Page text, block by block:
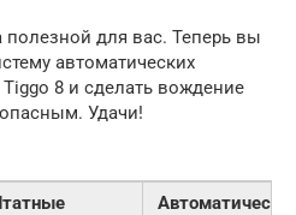
полезной для вас. Теперь вы
автоматических
8 и сделать вождение
Удачи!